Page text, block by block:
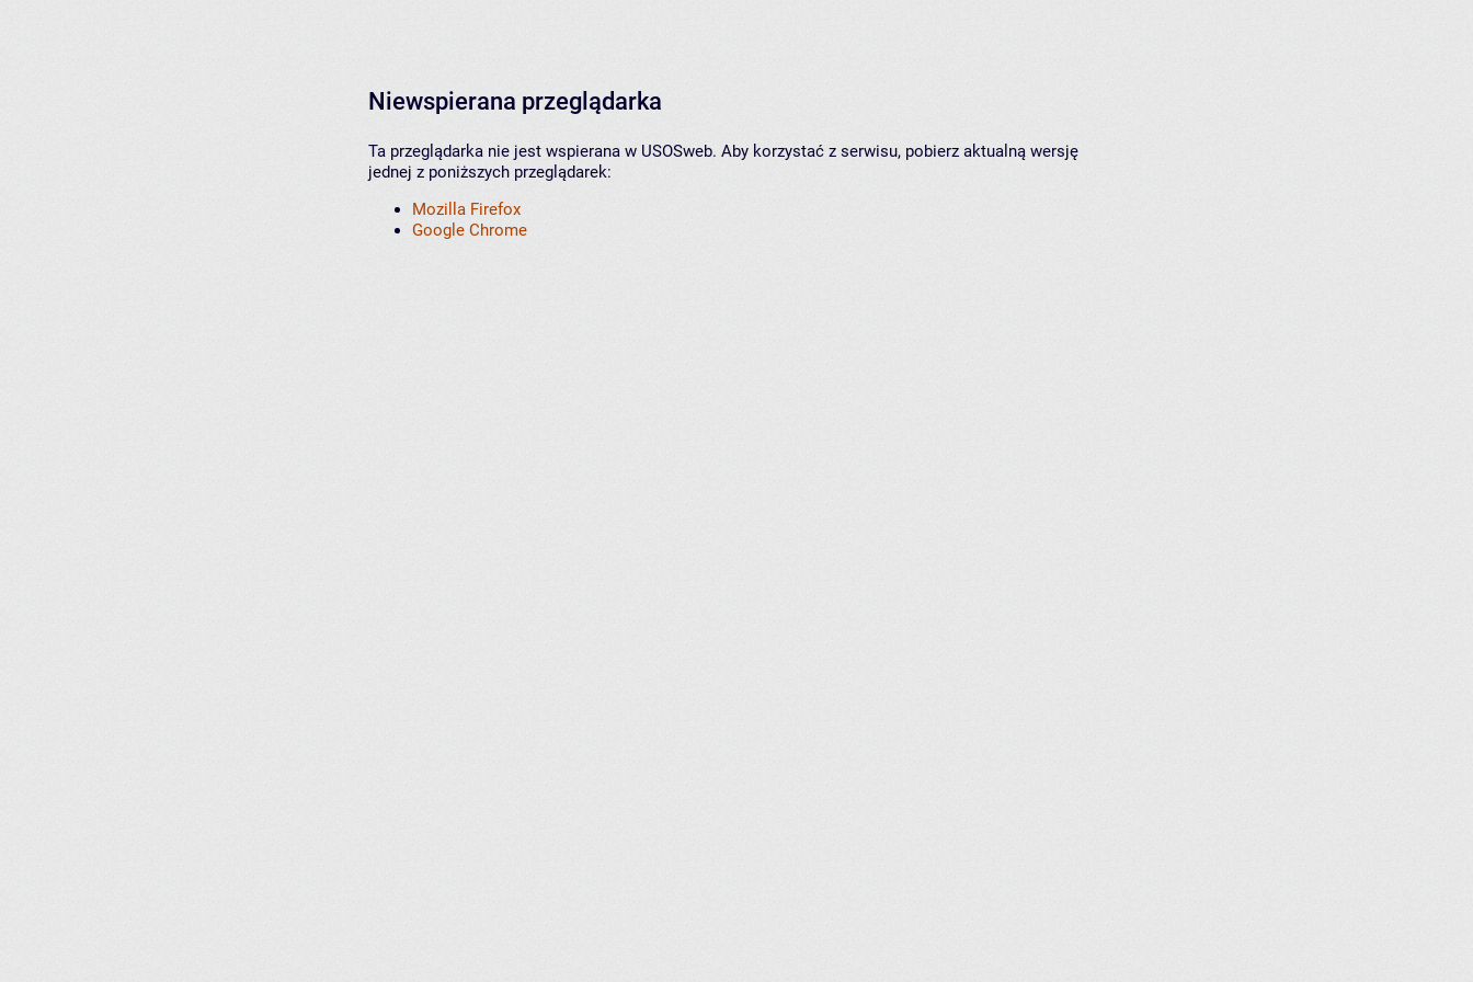
Niewspierana przeglądarka
Ta przeglądarka nie jest wspierana w USOSweb. Aby korzystać z serwisu, pobierz aktualną wersję
jednej z poniższych przeglądarek:
Mozilla Firefox
Google Chrome